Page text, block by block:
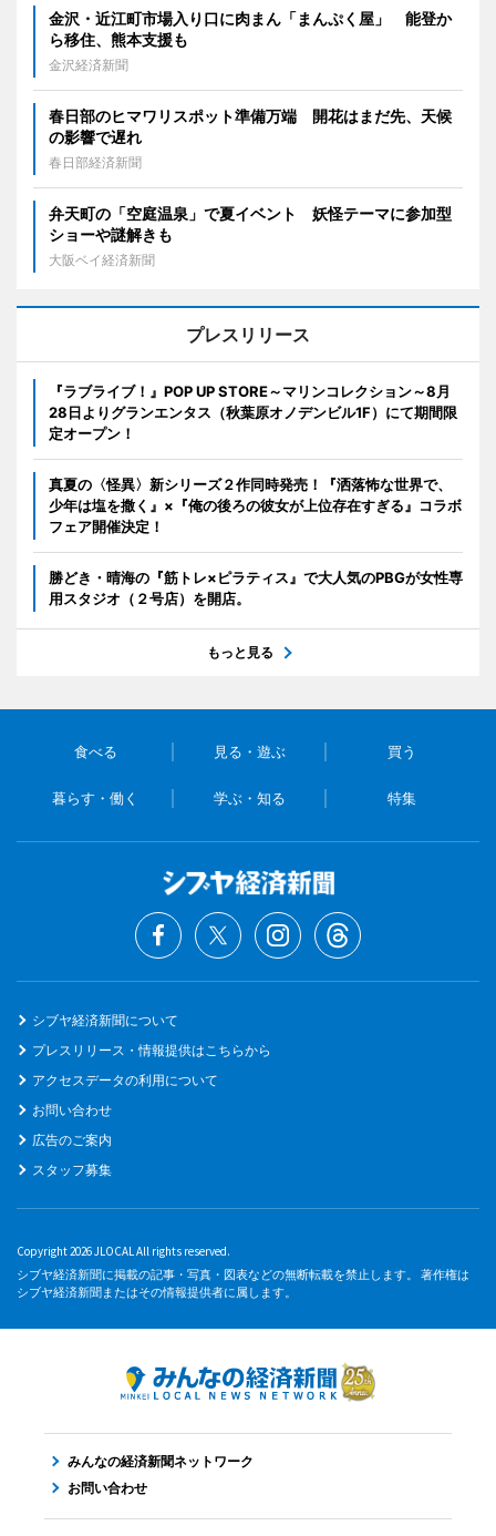
金沢・近江町市場入り口に肉まん「まんぷく屋」 能登か
ら移住、熊本支援も
金沢経済新聞
春日部のヒマワリスポット準備万端 開花はまだ先、天候
の影響で遅れ
春日部経済新聞
弁天町の「空庭温泉」で夏イベント 妖怪テーマに参加型
ショーや謎解きも
大阪ベイ経済新聞
プレスリリース
『ラブライブ！』POP UP STORE～マリンコレクション～8月
28日よりグランエンタス（秋葉原オノデンビル1F）にて期間限
定オープン！
真夏の〈怪異〉新シリーズ２作同時発売！『洒落怖な世界で、
少年は塩を撒く』×『俺の後ろの彼女が上位存在すぎる』コラボ
フェア開催決定！
勝どき・晴海の『筋トレ×ピラティス』で大人気のPBGが女性専
用スタジオ（２号店）を開店。
もっと見る
食べる 見る・遊ぶ 買う
暮らす・働く 学ぶ・知る 特集
シブヤ経済新聞について
プレスリリース・情報提供はこちらから
アクセスデータの利用について
お問い合わせ
広告のご案内
スタッフ募集
Copyright 2026 JLOCAL All rights reserved.
シブヤ経済新聞に掲載の記事・写真・図表などの無断転載を禁止します。 著作権は
シブヤ経済新聞またはその情報提供者に属します。
みんなの経済新聞ネットワーク
お問い合わせ